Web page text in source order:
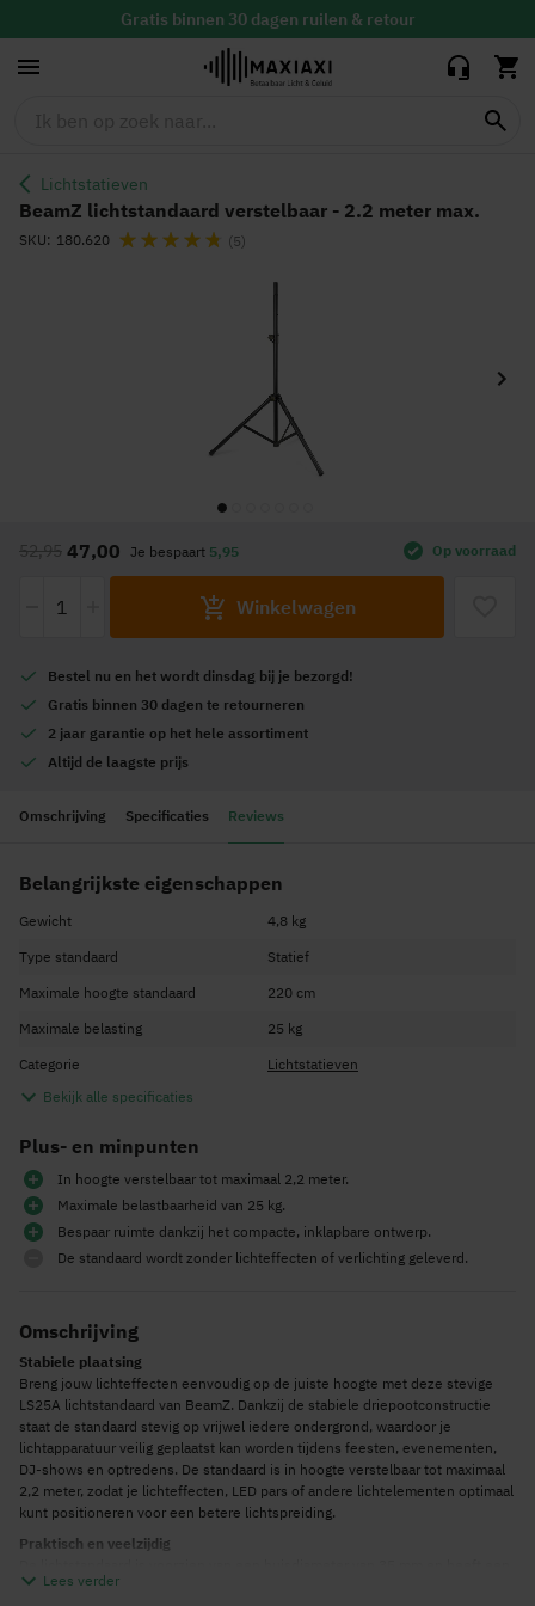
Gratis binnen 30 dagen ruilen & retour
Vandaag besteld, maandag in huis
Lichtstatieven
meter max.
BeamZ lichtstandaard verstelbaar - 2.2 meter max.
SKU 180.620 Waardering: (5)
47,00
52,95 Je bespaart 5,95
Winkelwagen
Op voorraad
Bestel nu en het wordt dinsdag bij je bezorgd!
Gratis binnen 30 dagen te retourneren
2 jaar garantie op het hele assortiment
Altijd de laagste prijs
het
afbeeldingen-
gallerij
Omschrijving Specificaties Reviews
Omschrijving
Stabiele plaatsing
Breng jouw lichteffecten eenvoudig op de juiste hoogte met deze stevige
LS25A lichtstandaard van BeamZ. Dankzij de stabiele driepootconstructie
staat de standaard stevig op vrijwel iedere ondergrond, waardoor je
lichtapparatuur veilig geplaatst kan worden tijdens feesten, evenementen,
DJ-shows en optredens. De standaard is in hoogte verstelbaar tot maximaal
2,2 meter, zodat je lichteffecten, LED pars of andere lichtelementen optimaal
kunt positioneren voor een betere lichtspreiding.
Praktisch en veelzijdig
maximale draagkracht van 25 kg. Hierdoor is hij geschikt voor uiteenlopende
Lees verder
Belangrijkste eigenschappen
Gewicht
4,8 kg
Type standaard
Statief
Maximale hoogte standaard
220 cm
Maximale belasting
25 kg
Categorie
Lichtstatieven
Bekijk alle specificaties
Plus- en minpunten
In hoogte verstelbaar tot maximaal 2,2 meter.
Maximale belastbaarheid van 25 kg.
Bespaar ruimte dankzij het compacte, inklapbare ontwerp.
De standaard wordt zonder lichteffecten of verlichting geleverd.